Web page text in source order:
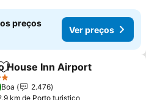
preços
Ver preços
Adicionar aos favoritos
House Inn Airport
Boa
2.476
km de Porto turistico